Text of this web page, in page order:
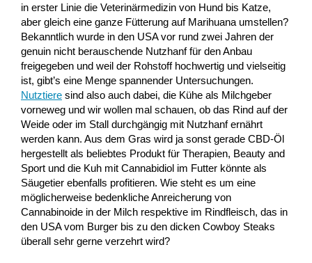
in erster Linie die Veterinärmedizin von Hund bis Katze,
aber gleich eine ganze Fütterung auf Marihuana umstellen?
Bekanntlich wurde in den USA vor rund zwei Jahren der
genuin nicht berauschende Nutzhanf für den Anbau
freigegeben und weil der Rohstoff hochwertig und vielseitig
ist, gibt’s eine Menge spannender Untersuchungen.
Nutztiere sind also auch dabei, die Kühe als Milchgeber
vorneweg und wir wollen mal schauen, ob das Rind auf der
Weide oder im Stall durchgängig mit Nutzhanf ernährt
werden kann. Aus dem Gras wird ja sonst gerade CBD-Öl
hergestellt als beliebtes Produkt für Therapien, Beauty and
Sport und die Kuh mit Cannabidiol im Futter könnte als
Säugetier ebenfalls profitieren. Wie steht es um eine
möglicherweise bedenkliche Anreicherung von
Cannabinoide in der Milch respektive im Rindfleisch, das in
den USA vom Burger bis zu den dicken Cowboy Steaks
überall sehr gerne verzehrt wird?